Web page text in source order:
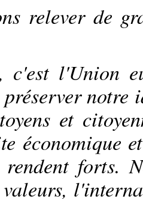
relever de
c'est l'Union
notre
et
économique
forts.
valeurs,